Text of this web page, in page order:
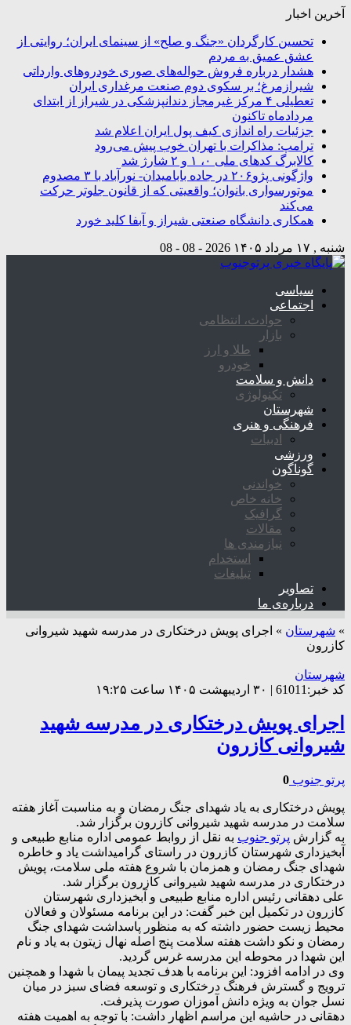
آخرین اخبار
تحسین کارگردان «جنگ و صلح» از سینمای ایران؛ روایتی از
عشق عمیق به مردم
هشدار درباره فروش حواله‌های صوری خودروهای وارداتی
شیرازمرغ؛ بر سکوی دوم صنعت مرغداری ایران
تعطیلی ۴ مرکز غیرمجاز دندانپزشکی در شیراز از ابتدای
مردادماه تاکنون
جزئیات راه اندازی کیف پول ایران اعلام شد
ترامپ: مذاکرات با تهران خوب پیش می‌رود
کالابرگ کدهای ملی ۰، ۱ و ۲ شارژ شد
واژگونی پژو۲۰۶ در جاده بابامیدان- نورآباد با ۳ مصدوم
موتورسواری بانوان؛ واقعیتی که از قانون جلوتر حرکت
می‌کند
همکاری دانشگاه صنعتی شیراز و آبفا کلید خورد
شنبه , ۱۷ مرداد ۱۴۰۵ 2026 - 08 - 08
سیاسی
اجتماعی
حوادث، انتظامی
بازار
طلا و ارز
خودرو
دانش و سلامت
تکنولوژی
شهرستان
فرهنگی و هنری
ادبیات
ورزشی
گوناگون
خواندنی
خانه خاص
گرافیک
مقالات
نیازمندی ها
استخدام
تبلیغات
تصاویر
درباره‌ی ما
» شهرستان » اجرای پویش درختکاری در مدرسه شهید شیروانی
کازرون
شهرستان
کد خبر:61011 | ۳۰ اردیبهشت ۱۴۰۵ ساعت ۱۹:۲۵
اجرای پویش درختکاری در مدرسه شهید
شیروانی کازرون
پرتو جنوب 0
پویش درختکاری به یاد شهدای جنگ رمضان و به مناسبت آغاز هفته
سلامت در مدرسه شهید شیروانی کازرون برگزار شد.
به گزارش پرتو جنوب به نقل از روابط عمومی اداره منابع طبیعی و
آبخیزداری شهرستان کازرون در راستای گرامیداشت یاد و خاطره
شهدای جنگ رمضان و همزمان با شروع هفته ملی سلامت، پویش
درختکاری در مدرسه شهید شیروانی کازرون برگزار شد.
علی دهقانی رئیس اداره منابع طبیعی و آبخیزداری شهرستان
کازرون در تکمیل این خبر گفت: در این برنامه مسئولان و فعالان
محیط زیست حضور داشته که به منظور پاسداشت شهدای جنگ
رمضان و نکو داشت هفته سلامت پنج اصله نهال زیتون به یاد و نام
این شهدا در محوطه این مدرسه غرس گردید.
وی در‌ ادامه افزود: این برنامه با هدف تجدید پیمان با شهدا و همچنین
ترویج و گسترش فرهنگ درختکاری و توسعه فضای سبز در میان
نسل جوان به ویژه دانش آموزان صورت پذیرفت.
دهقانی در حاشیه‌ این مراسم اظهار داشت: با توجه به اهمیت هفته